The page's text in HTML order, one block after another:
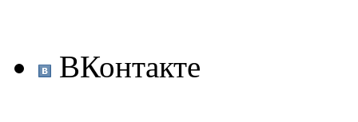
ВКонтакте